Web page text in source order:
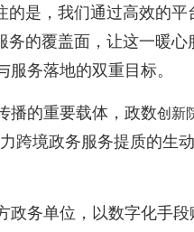
是，我们通过高效的
的覆盖面，让这一暖
务落地的双重目标。
的重要载体，政数创新
跨境政务服务提质的生
务单位，以数字化手段